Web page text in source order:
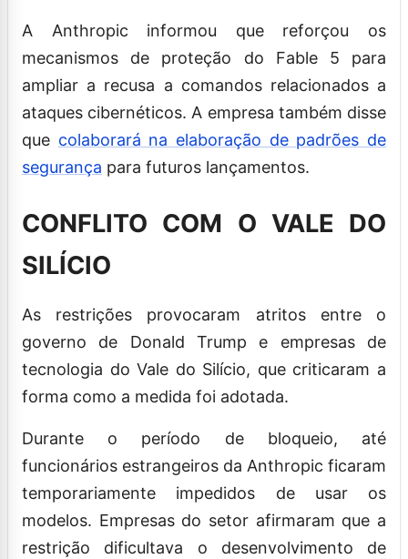
A Anthropic informou que reforçou os
mecanismos de proteção do Fable 5 para
ampliar a recusa a comandos relacionados a
ataques cibernéticos. A empresa também disse
que colaborará na elaboração de padrões de
segurança para futuros lançamentos.
CONFLITO COM O VALE DO
SILÍCIO
As restrições provocaram atritos entre o
governo de Donald Trump e empresas de
tecnologia do Vale do Silício, que criticaram a
forma como a medida foi adotada.
Durante o período de bloqueio, até
funcionários estrangeiros da Anthropic ficaram
temporariamente impedidos de usar os
modelos. Empresas do setor afirmaram que a
restrição dificultava o desenvolvimento de